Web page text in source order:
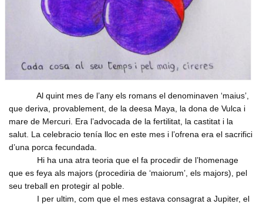
Infraestructures
Politica
Societat
ACNV
Economia
Formacio complementaria
Normes d'El Puig
Crear nou conte
Solicitar una nova contrasenya
Contactar
Al quint mes de l’any els romans el denominaven ‘maius’,
que deriva, provablement, de la deesa Maya, la dona de Vulca i
mare de Mercuri. Era l’advocada de la fertilitat, la castitat i la
salut. La celebracio tenía lloc en este mes i l’ofrena era el sacrifici
d’una porca fecundada.
Hi ha una atra teoria que el fa procedir de l’homenage
que es feya als majors (procediria de ‘maiorum’, els majors), pel
seu treball en protegir al poble.
I per ultim, com que el mes estava consagrat a Jupiter, el